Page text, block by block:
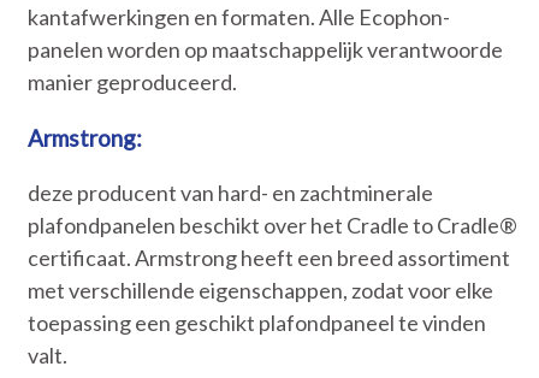
kantafwerkingen en formaten. Alle Ecophon-
panelen worden op maatschappelijk verantwoorde
manier geproduceerd.
Armstrong:
deze producent van hard- en zachtminerale
plafondpanelen beschikt over het Cradle to Cradle®
certificaat. Armstrong heeft een breed assortiment
met verschillende eigenschappen, zodat voor elke
toepassing een geschikt plafondpaneel te vinden
valt.